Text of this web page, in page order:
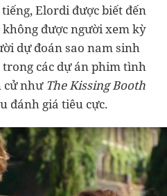
Elordi được biết đến
được người xem kỳ
dự đoán sao nam sinh
các dự án phim tình
cử như The Kissing Booth
đánh giá tiêu cực.